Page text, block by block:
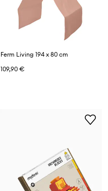
Ferm Living 194 x 80 cm
109,90 €